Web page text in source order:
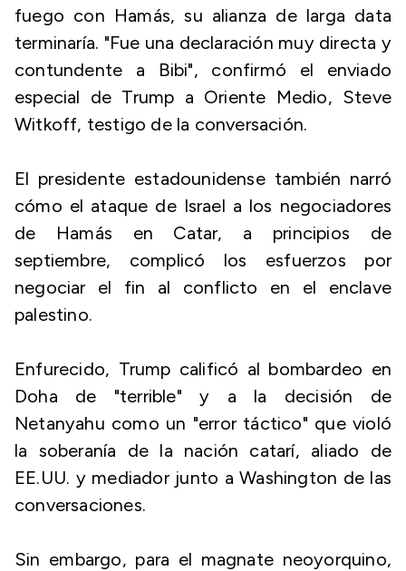
fuego con Hamás, su alianza de larga data
terminaría. "Fue una declaración muy directa y
contundente a Bibi", confirmó el enviado
especial de Trump a Oriente Medio, Steve
Witkoff, testigo de la conversación.
El presidente estadounidense también narró
cómo el ataque de Israel a los negociadores
de Hamás en Catar, a principios de
septiembre, complicó los esfuerzos por
negociar el fin al conflicto en el enclave
palestino.
Enfurecido, Trump calificó al bombardeo en
Doha de "terrible" y a la decisión de
Netanyahu como un "error táctico" que violó
la soberanía de la nación catarí, aliado de
EE.UU. y mediador junto a Washington de las
conversaciones.
Sin embargo, para el magnate neoyorquino,